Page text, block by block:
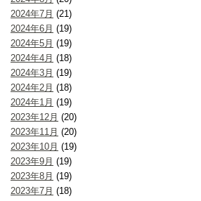
2024年7月 (21)
2024年6月 (19)
2024年5月 (19)
2024年4月 (18)
2024年3月 (19)
2024年2月 (18)
2024年1月 (19)
2023年12月 (20)
2023年11月 (20)
2023年10月 (19)
2023年9月 (19)
2023年8月 (19)
2023年7月 (18)